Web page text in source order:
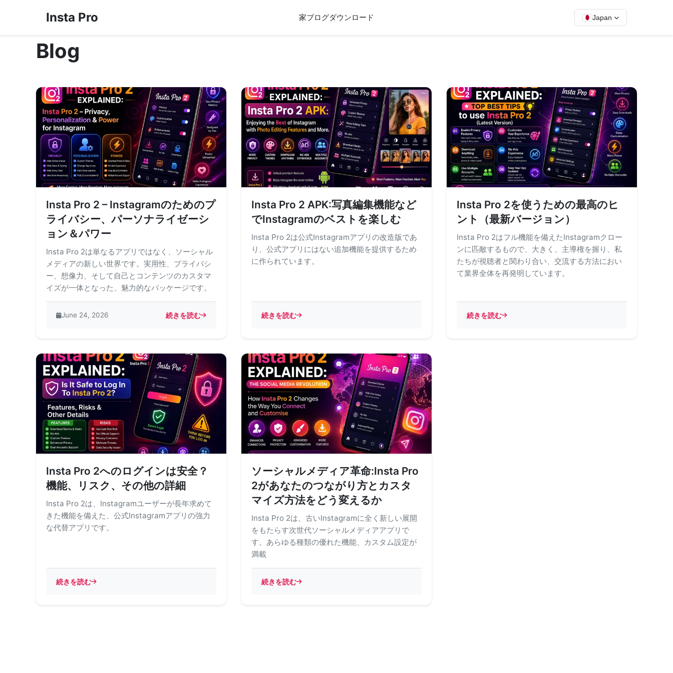
Insta Pro 家ブログダウンロード Japan
Blog
Insta Pro 2 – Instagramのためのプ
ライバシー、パーソナライゼーシ
ョン＆パワー
Insta Pro 2は単なるアプリではなく、ソーシャル
メディアの新しい世界です。実用性、プライバシ
ー、想像力、そして自己とコンテンツのカスタマ
イズが一体となった、魅力的なパッケージです。
June 24, 2026 続きを読む
Insta Pro 2 APK:写真編集機能など
でInstagramのベストを楽しむ
Insta Pro 2は公式Instagramアプリの改造版であ
り、公式アプリにはない追加機能を提供するため
に作られています。
続きを読む
Insta Pro 2を使うための最高のヒ
ント（最新バージョン）
Insta Pro 2はフル機能を備えたInstagramクロー
ンに匹敵するもので、大きく、主導権を握り、私
たちが視聴者と関わり合い、交流する方法におい
て業界全体を再発明しています。
続きを読む
Insta Pro 2へのログインは安全？
機能、リスク、その他の詳細
Insta Pro 2は、Instagramユーザーが長年求めて
きた機能を備えた、公式Instagramアプリの強力
な代替アプリです。
続きを読む
ソーシャルメディア革命:Insta Pro
2があなたのつながり方とカスタ
マイズ方法をどう変えるか
Insta Pro 2は、古いInstagramに全く新しい展開
をもたらす次世代ソーシャルメディアアプリで
す。あらゆる種類の優れた機能、カスタム設定が
満載
続きを読む